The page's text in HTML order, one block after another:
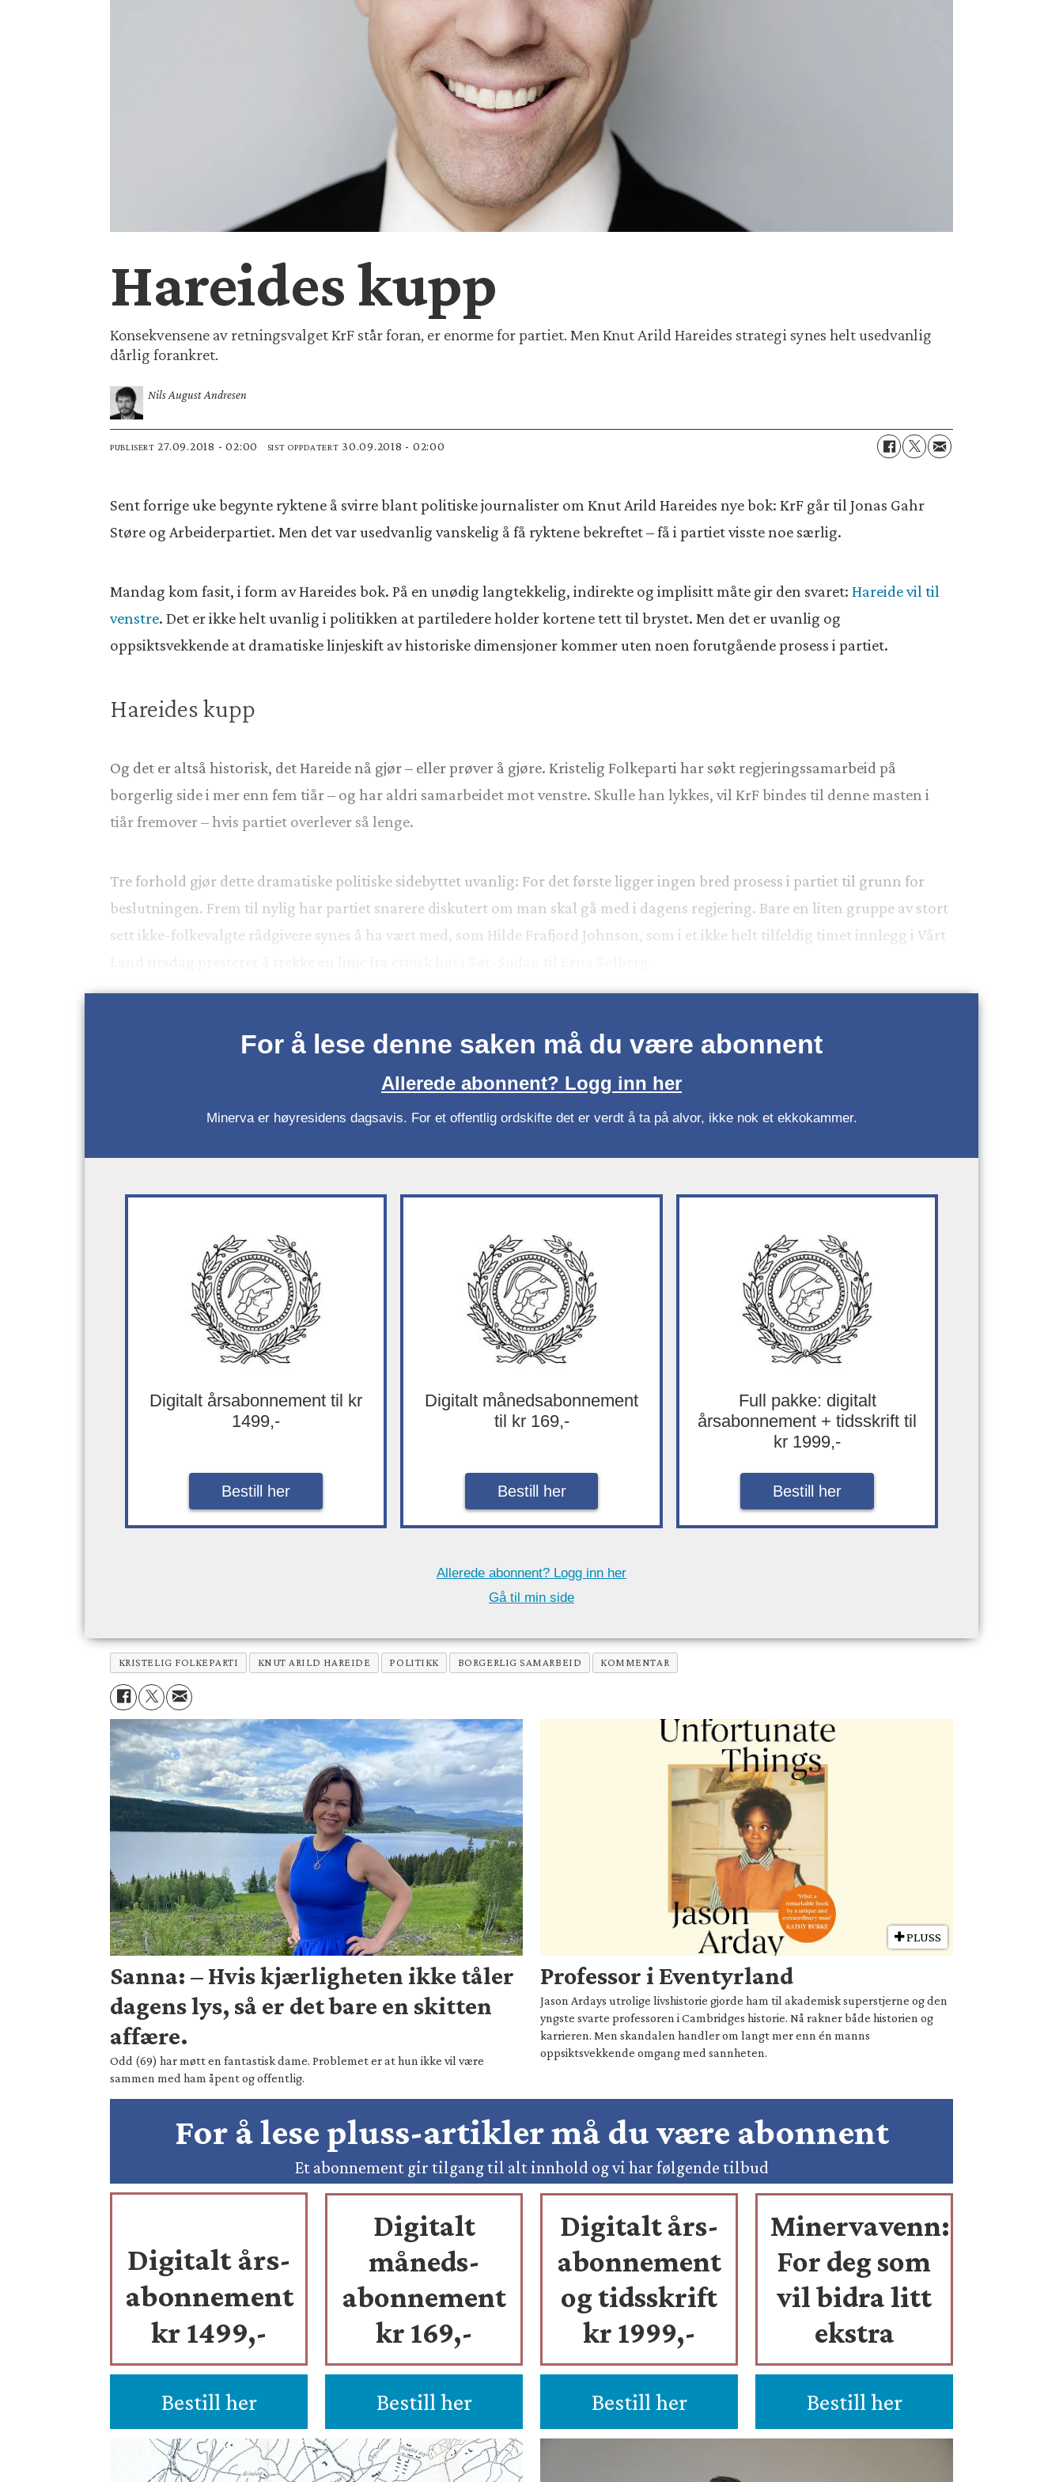
Hareides kupp
Konsekvensene av retningsvalget KrF står foran, er enorme for partiet. Men Knut Arild Hareides strategi synes helt usedvanlig
dårlig forankret.
Nils August Andresen
PUBLISERT 27.09.2018 - 02:00 SIST OPPDATERT 30.09.2018 - 02:00
Sent forrige uke begynte ryktene å svirre blant politiske journalister om Knut Arild Hareides nye bok: KrF går til Jonas Gahr
Støre og Arbeiderpartiet. Men det var usedvanlig vanskelig å få ryktene bekreftet – få i partiet visste noe særlig.
Mandag kom fasit, i form av Hareides bok. På en unødig langtekkelig, indirekte og implisitt måte gir den svaret:Hareide vil til
venstre. Det er ikke helt uvanlig i politikken at partiledere holder kortene tett til brystet. Men det er uvanlig og
oppsiktsvekkende at dramatiske linjeskift av historiske dimensjoner kommer uten noen forutgående prosess i partiet.
Hareides kupp
Og det er altså historisk, det Hareide nå gjør – eller prøver å gjøre. Kristelig Folkeparti har søkt regjeringssamarbeid på
borgerlig side i mer enn fem tiår – og har aldri samarbeidet mot venstre. Skulle han lykkes, vil KrF bindes til denne masten i
tiår fremover – hvis partiet overlever så lenge.
Tre forhold gjør dette dramatiske politiske sidebyttet uvanlig: For det første ligger ingen bred prosess i partiet til grunn for
beslutningen. Frem til nylig har partiet snarere diskutert om man skal gå med i dagens regjering. Bare en liten gruppe av stort
sett ikke-folkevalgte rådgivere synes å ha vært med, som Hilde Frafjord Johnson, som i et ikke helt tilfeldig timet innlegg i Vårt
For å lese denne saken må du være abonnent
Allerede abonnent? Logg inn her
Minerva er høyresidens dagsavis. For et offentlig ordskifte det er verdt å ta på alvor, ikke nok et ekkokammer.
Digitalt årsabonnement til kr
1499,-
Bestill her
Digitalt månedsabonnement
til kr 169,-
Bestill her
Full pakke: digitalt
årsabonnement + tidsskrift til
kr 1999,-
Bestill her
Allerede abonnent? Logg inn her
Gå til min side
KRISTELIG FOLKEPARTI KNUT ARILD HAREIDE POLITIKK BORGERLIG SAMARBEID KOMMENTAR
Sanna: – Hvis kjærligheten ikke tåler
dagens lys, så er det bare en skitten
affære.
Odd (69) har møtt en fantastisk dame. Problemet er at hun ikke vil være
sammen med ham åpent og offentlig.
PLUSS
Professor i Eventyrland
Jason Ardays utrolige livshistorie gjorde ham til akademisk superstjerne og den
yngste svarte professoren i Cambridges historie. Nå rakner både historien og
karrieren. Men skandalen handler om langt mer enn én manns
oppsiktsvekkende omgang med sannheten.
For å lese pluss-artikler må du være abonnent
Et abonnement gir tilgang til alt innhold og vi har følgende tilbud
Digitalt års-
abonnement
kr 1499,-
Bestill her
Digitalt
måneds-
abonnement
kr 169,-
Bestill her
Digitalt års-
abonnement
og tidsskrift
kr 1999,-
Bestill her
Minervavenn:
For deg som
vil bidra litt
ekstra
Bestill her